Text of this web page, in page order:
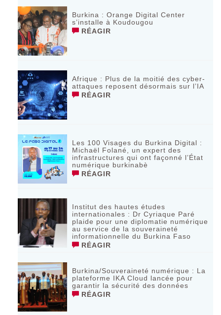
Burkina : Orange Digital Center
s’installe à Koudougou
RÉAGIR
Afrique : Plus de la moitié des cyber-
attaques reposent désormais sur l’IA
RÉAGIR
Les 100 Visages du Burkina Digital :
Michaël Folané, un expert des
infrastructures qui ont façonné l’État
numérique burkinabè
RÉAGIR
Institut des hautes études
internationales : Dr Cyriaque Paré
plaide pour une diplomatie numérique
au service de la souveraineté
informationnelle du Burkina Faso
RÉAGIR
Burkina/Souveraineté numérique : La
plateforme IKA Cloud lancée pour
garantir la sécurité des données
RÉAGIR